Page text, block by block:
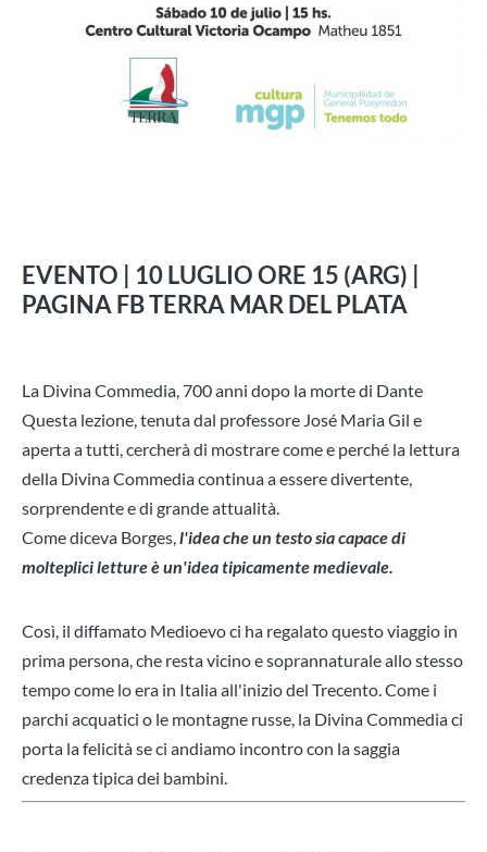
EVENTO | 10 LUGLIO ORE 15 (ARG) |
PAGINA FB TERRA MAR DEL PLATA
La Divina Commedia, 700 anni dopo la morte di Dante
Questa lezione, tenuta dal professore José Maria Gil e
aperta a tutti, cercherà di mostrare come e perché la lettura
della Divina Commedia continua a essere divertente,
sorprendente e di grande attualità.
Come diceva Borges, l'idea che un testo sia capace di
molteplici letture è un'idea tipicamente medievale.
Così, il diffamato Medioevo ci ha regalato questo viaggio in
prima persona, che resta vicino e soprannaturale allo stesso
tempo come lo era in Italia all'inizio del Trecento. Come i
parchi acquatici o le montagne russe, la Divina Commedia ci
porta la felicità se ci andiamo incontro con la saggia
credenza tipica dei bambini.